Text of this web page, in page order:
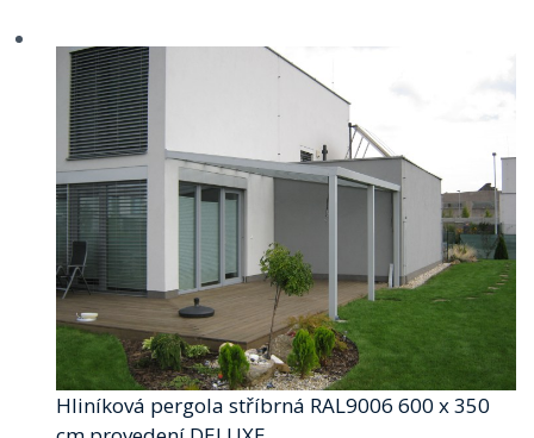
Hliníková pergola stříbrná RAL9006 600 x 350